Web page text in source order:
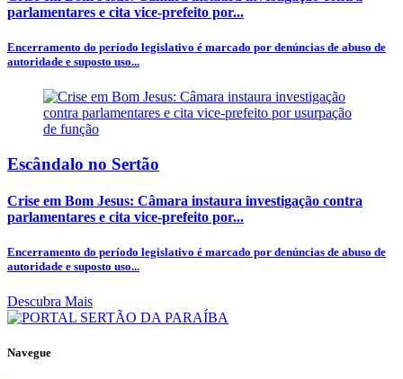
parlamentares e cita vice-prefeito por...
Encerramento do período legislativo é marcado por denúncias de abuso de
autoridade e suposto uso...
Escândalo no Sertão
Crise em Bom Jesus: Câmara instaura investigação contra
parlamentares e cita vice-prefeito por...
Encerramento do período legislativo é marcado por denúncias de abuso de
autoridade e suposto uso...
Descubra Mais
Navegue